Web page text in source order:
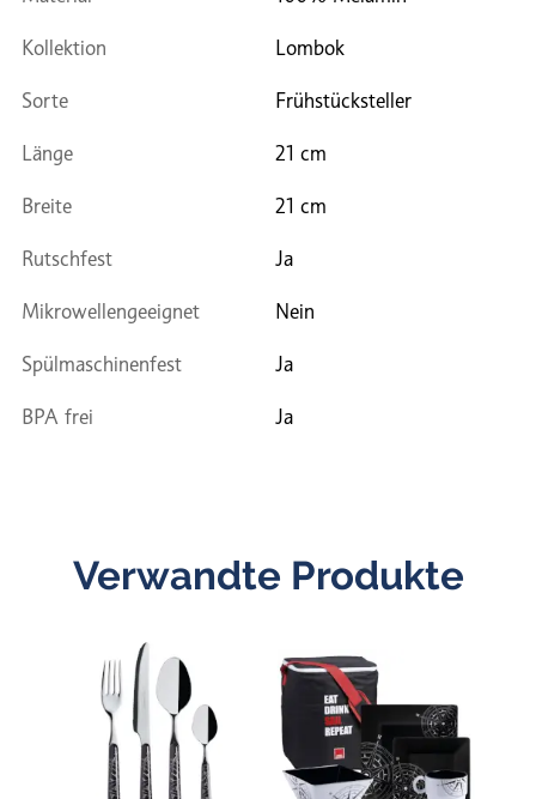
Kollektion Lombok
Sorte Frühstücksteller
Länge 21 cm
Breite 21 cm
Rutschfest Ja
Mikrowellengeeignet Nein
Spülmaschinenfest Ja
BPA frei Ja
Verwandte Produkte